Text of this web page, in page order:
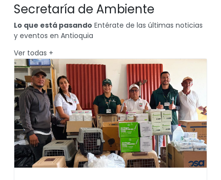
Secretaría de Ambiente
Lo que está pasando Entérate de las últimas noticias
y eventos en Antioquia
Ver todas +